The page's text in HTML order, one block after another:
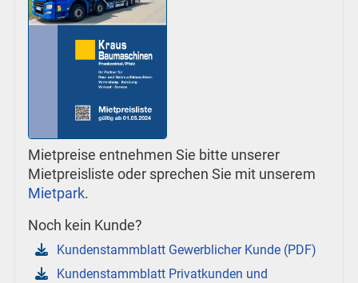
Mietpreise entnehmen Sie bitte unserer
Mietpreisliste oder sprechen Sie mit unserem
Mietpark.
Noch kein Kunde?
Kundenstammblatt Gewerblicher Kunde (PDF)
Kundenstammblatt Privatkunden und